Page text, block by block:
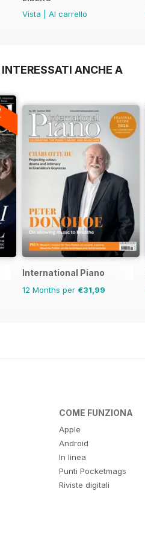
Vista
Al carrello
ANCHE A
International Piano
12 Months per €31,99
COME FUNZIONA
Apple
Android
In linea
Punti Pocketmags
Riviste digitali